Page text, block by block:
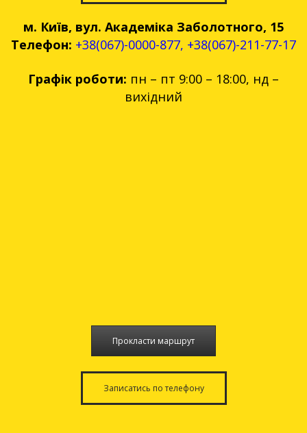
м. Київ, вул. Академіка Заболотного, 15
Телефон: +38(067)-0000-877, +38(067)-211-77-17
Графік роботи: пн – пт 9:00 – 18:00, нд –
вихідний
Прокласти маршрут
Записатись по телефону